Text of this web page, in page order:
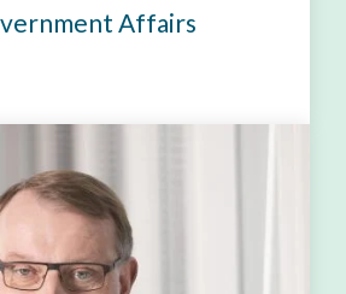
Affairs